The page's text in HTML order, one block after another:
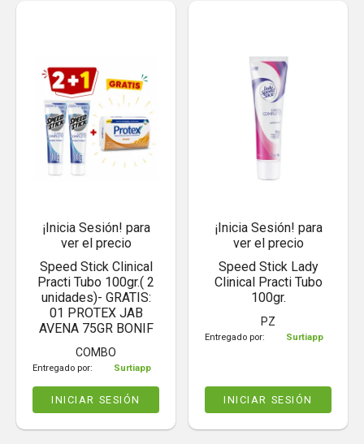
¡Inicia Sesión! para
ver el precio
Speed Stick Clinical
Practi Tubo 100gr.( 2
unidades)- GRATIS:
01 PROTEX JAB
AVENA 75GR BONIF
COMBO
Entregado por: Surtiapp
INICIAR SESIÓN
¡Inicia Sesión! para
ver el precio
Speed Stick Lady
Clinical Practi Tubo
100gr.
PZ
Entregado por: Surtiapp
INICIAR SESIÓN